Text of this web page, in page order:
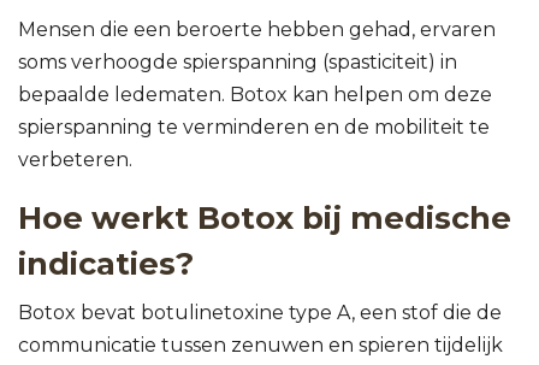
Mensen die een beroerte hebben gehad, ervaren
soms verhoogde spierspanning (spasticiteit) in
bepaalde ledematen. Botox kan helpen om deze
spierspanning te verminderen en de mobiliteit te
verbeteren.
Hoe werkt Botox bij medische
indicaties?
Botox bevat botulinetoxine type A, een stof die de
communicatie tussen zenuwen en spieren tijdelijk